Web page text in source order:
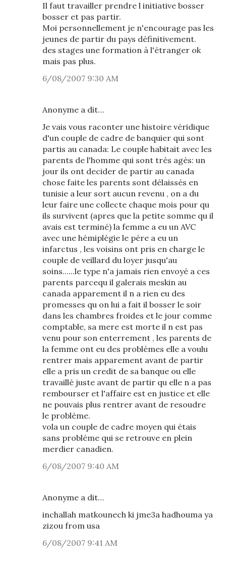
Il faut travailler prendre l initiative bosser
bosser et pas partir.
Moi personnellement je n'encourage pas les
jeunes de partir du pays définitivement.
des stages une formation à l'étranger ok
mais pas plus.
6/08/2007 9:30 AM
Anonyme a dit…
Je vais vous raconter une histoire véridique
d'un couple de cadre de banquier qui sont
partis au canada: Le couple habitait avec les
parents de l'homme qui sont trés agés: un
jour ils ont decider de partir au canada
chose faite les parents sont délaissés en
tunisie a leur sort aucun revenu , on a du
leur faire une collecte chaque mois pour qu
ils survivent (apres que la petite somme qu il
avais est terminé) la femme a eu un AVC
avec une hémiplégie le pére a eu un
infarctus , les voisins ont pris en charge le
couple de veillard du loyer jusqu'au
soins......le type n'a jamais rien envoyé a ces
parents parcequ il galerais meskin au
canada apparement il n a rien eu des
promesses qu on lui a fait il bosser le soir
dans les chambres froides et le jour comme
comptable, sa mere est morte il n est pas
venu pour son enterrement , les parents de
la femme ont eu des problémes elle a voulu
rentrer mais apparement avant de partir
elle a pris un credit de sa banque ou elle
travaillé juste avant de partir qu elle n a pas
rembourser et l'affaire est en justice et elle
ne pouvais plus rentrer avant de resoudre
le probléme.
vola un couple de cadre moyen qui étais
sans probléme qui se retrouve en plein
merdier canadien.
6/08/2007 9:40 AM
Anonyme a dit…
inchallah matkounech ki jme3a hadhouma ya
zizou from usa
6/08/2007 9:41 AM